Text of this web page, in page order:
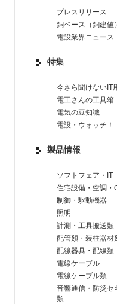
プレスリリース
銅ベース（銅建値
電設業界ニュース
特集
今さら聞けないIT
電工さんの工具箱
電気の豆知識
電設・ウォッチ！
製品情報
ソフトフェア・IT
住宅設備・空調・
制御・駆動機器
照明
計測・工具搬送類
配管類・装柱器材
配線器具・配線類
電線ケーブル
電線ケーブル類
音響通信・防災セ
類